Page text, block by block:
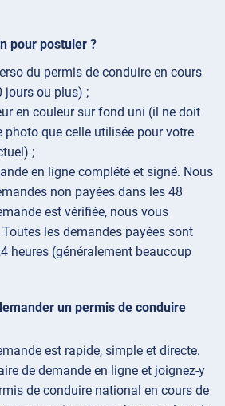
pour postuler ?
du permis de conduire en cours
jours ou plus) ;
en couleur sur fond uni (il ne doit
photo que celle utilisée pour votre
;
en ligne complété et signé. Nous
non payées dans les 48
est vérifiée, nous vous
les demandes payées sont
heures (généralement beaucoup
un permis de conduire
est rapide, simple et directe.
de demande en ligne et joignez-y
de conduire national en cours de